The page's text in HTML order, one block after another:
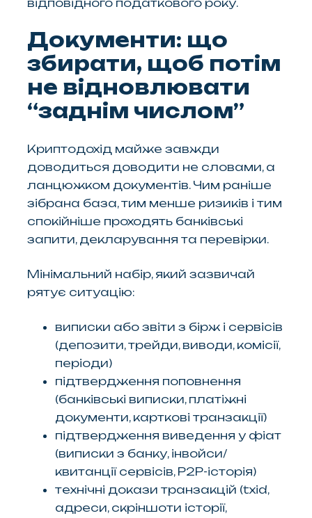
відповідного податкового року.
Документи: що
збирати, щоб потім
не відновлювати
“заднім числом”
Криптодохід майже завжди
доводиться доводити не словами, а
ланцюжком документів. Чим раніше
зібрана база, тим менше ризиків і тим
спокійніше проходять банківські
запити, декларування та перевірки.
Мінімальний набір, який зазвичай
рятує ситуацію:
виписки або звіти з бірж і сервісів
(депозити, трейди, виводи, комісії,
періоди)
підтвердження поповнення
(банківські виписки, платіжні
документи, карткові транзакції)
підтвердження виведення у фіат
(виписки з банку, інвойси/
квитанції сервісів, P2P-історія)
технічні докази транзакцій (txid,
адреси, скріншоти історії,